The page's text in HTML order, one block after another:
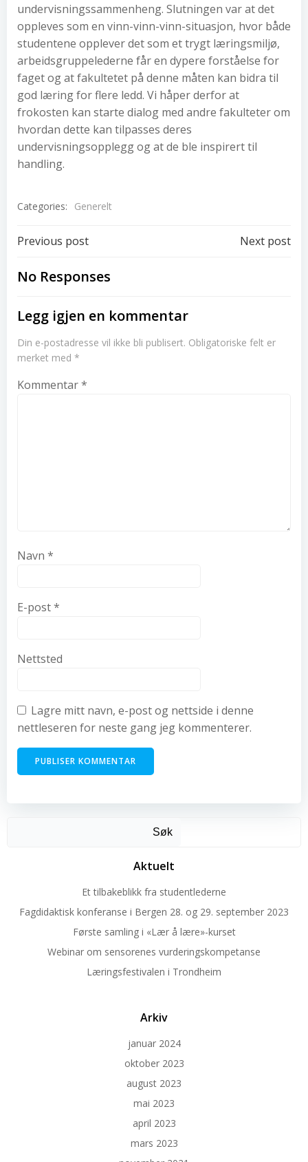
undervisningssammenheng. Slutningen var at det
oppleves som en vinn-vinn-vinn-situasjon, hvor både
studentene opplever det som et trygt læringsmiljø,
arbeidsgruppelederne får en dypere forståelse for
faget og at fakultetet på denne måten kan bidra til
god læring for flere ledd. Vi håper derfor at
frokosten kan starte dialog med andre fakulteter om
hvordan dette kan tilpasses deres
undervisningsopplegg og at de ble inspirert til
handling.
Categories: Generelt
Post
navigation
Previous post Next post
No Responses
Legg igjen en kommentar
Din e-postadresse vil ikke bli publisert. Obligatoriske felt er
merket med *
Kommentar*
Navn *
E-post*
Nettsted
Lagre mitt navn, e-post og nettside i denne
nettleseren for neste gang jeg kommenterer.
Søk
Aktuelt
Et tilbakeblikk fra studentlederne
Fagdidaktisk konferanse i Bergen 28. og 29. september 2023
Første samling i «Lær å lære»-kurset
Webinar om sensorenes vurderingskompetanse
Læringsfestivalen i Trondheim
Arkiv
januar 2024
oktober 2023
august 2023
mai 2023
april 2023
mars 2023